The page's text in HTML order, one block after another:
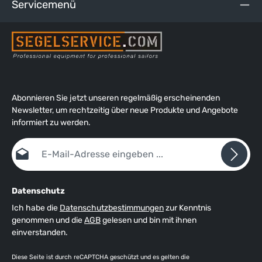
Nacken und an den Taschen, einstellbare Ärmelbündchen mit
tragefreundlichem PU, zwei seitliche Einschubtaschen mit
Fleece-Fütterung, Innentasche mit Reißverschluss, Tunnelzug
am Bund, länger geschnittene Rückenpartie, atmungsaktives
zweilagiges XPOLRE-Gewebe, 100% wasserdicht, wasser-
Servicemenü
Abonnieren Sie jetzt unseren regelmäßig erscheinenden
Newsletter, um rechtzeitig über neue Produkte und Angebote
informiert zu werden.
E-Mail-Adresse*
Datenschutz
Ich habe die Datenschutzbestimmungenzur Kenntnis
genommen und dieAGBgelesen und bin mit ihnen
einverstanden.
Diese Seite ist durch reCAPTCHA geschützt und es gelten die